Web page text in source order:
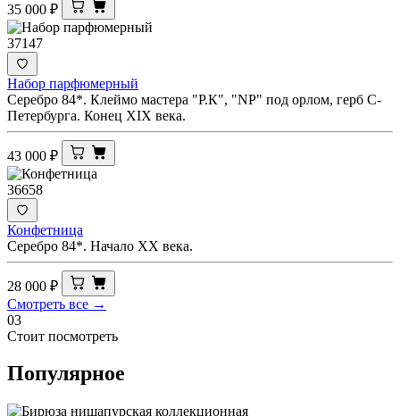
35 000 ₽
37147
Набор парфюмерный
Серебро 84*. Клеймо мастера "Р.К", "NP" под орлом, герб С-
Петербурга. Конец XIX века.
43 000 ₽
36658
Конфетница
Серебро 84*. Начало ХХ века.
28 000 ₽
Смотреть все →
03
Стоит посмотреть
Популярное